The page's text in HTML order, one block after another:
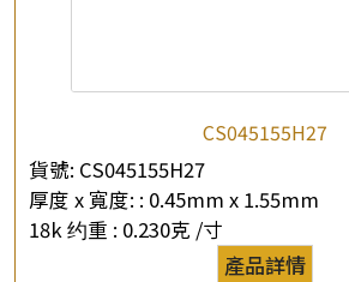
CS045155H27
貨號: CS045155H27
厚度 x 寬度: : 0.45mm x 1.55mm
18k 约重 : 0.230克 /寸
產品詳情